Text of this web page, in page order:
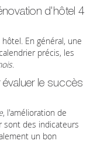
d'hôtel 4
En général, une
précis, les
.
le succès
, l'amélioration de
sont des indicateurs
un bon